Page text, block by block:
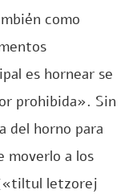
como
es hornear se
prohibida». Sin
del horno para
moverlo a los
letzorej